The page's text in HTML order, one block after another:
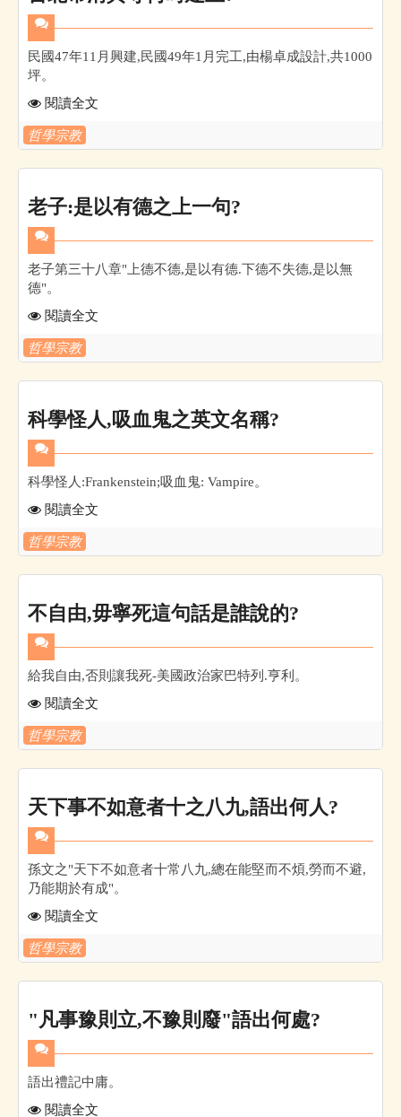
民國47年11月興建,民國49年1月完工,由楊卓成設計,共1000
坪。
閱讀全文
哲學宗教
老子:是以有德之上一句?
老子第三十八章"上德不德,是以有德.下德不失德,是以無
德"。
閱讀全文
哲學宗教
科學怪人,吸血鬼之英文名稱?
科學怪人:Frankenstein;吸血鬼: Vampire。
閱讀全文
哲學宗教
不自由,毋寧死這句話是誰說的?
給我自由,否則讓我死-美國政治家巴特列.亨利。
閱讀全文
哲學宗教
天下事不如意者十之八九,語出何人?
孫文之"天下不如意者十常八九,總在能堅而不煩,勞而不避,
乃能期於有成"。
閱讀全文
哲學宗教
"凡事豫則立,不豫則廢"語出何處?
語出禮記中庸。
閱讀全文